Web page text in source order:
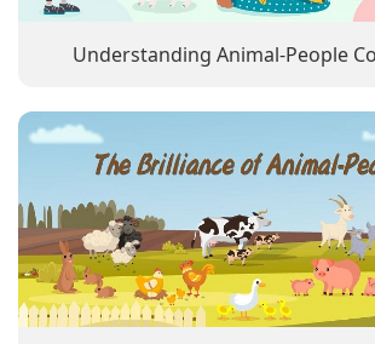
Understanding Animal-People